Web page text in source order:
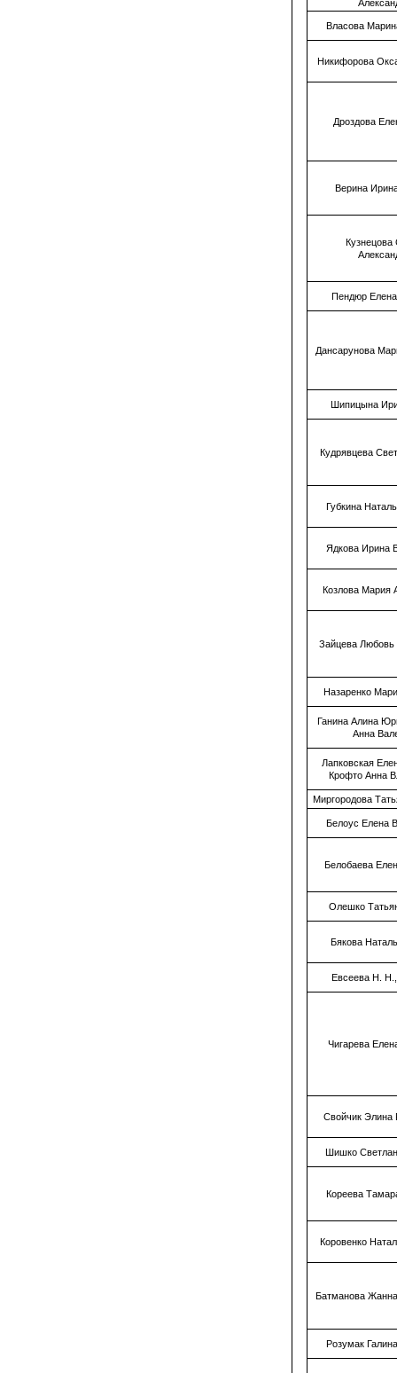
Власова
Никифорова
Дроздова
Верина
Кузнецова
Пендюр
Дансарунова
Шипицына
Кудрявцева
Губкина
Ядкова Ирина
Козлова Мария
Зайцева Любовь
Назаренко
Ганина Алина
Анна
Лапковская
Крофто Анна
Миргородова
Белоус Елена
Белобаева
Олешко
Бякова
Евсеева Н.
Чигарева
Свойчик Элина
Шишко
Кореева
Коровенко
Батманова
Розумак